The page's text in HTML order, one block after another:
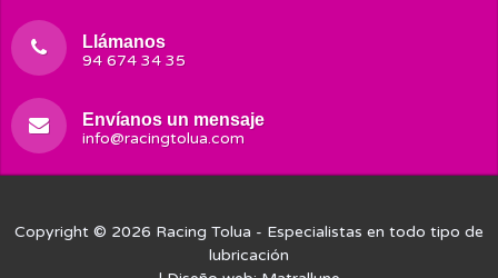
Llámanos
94 674 34 35
Envíanos un mensaje
info@racingtolua.com
Copyright © 2026 Racing Tolua - Especialistas en todo tipo de
lubricación